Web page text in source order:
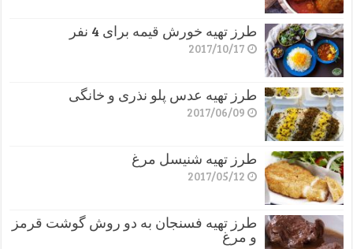
طرز تهیه خورش قیمه برای 4 نفر
2017/10/17
طرز تهیه عدس پلو نذری و خانگی
2017/06/09
طرز تهیه شنیسل مرغ
2017/05/12
طرز تهیه فسنجان به دو روش گوشت قرمز
و مرغ